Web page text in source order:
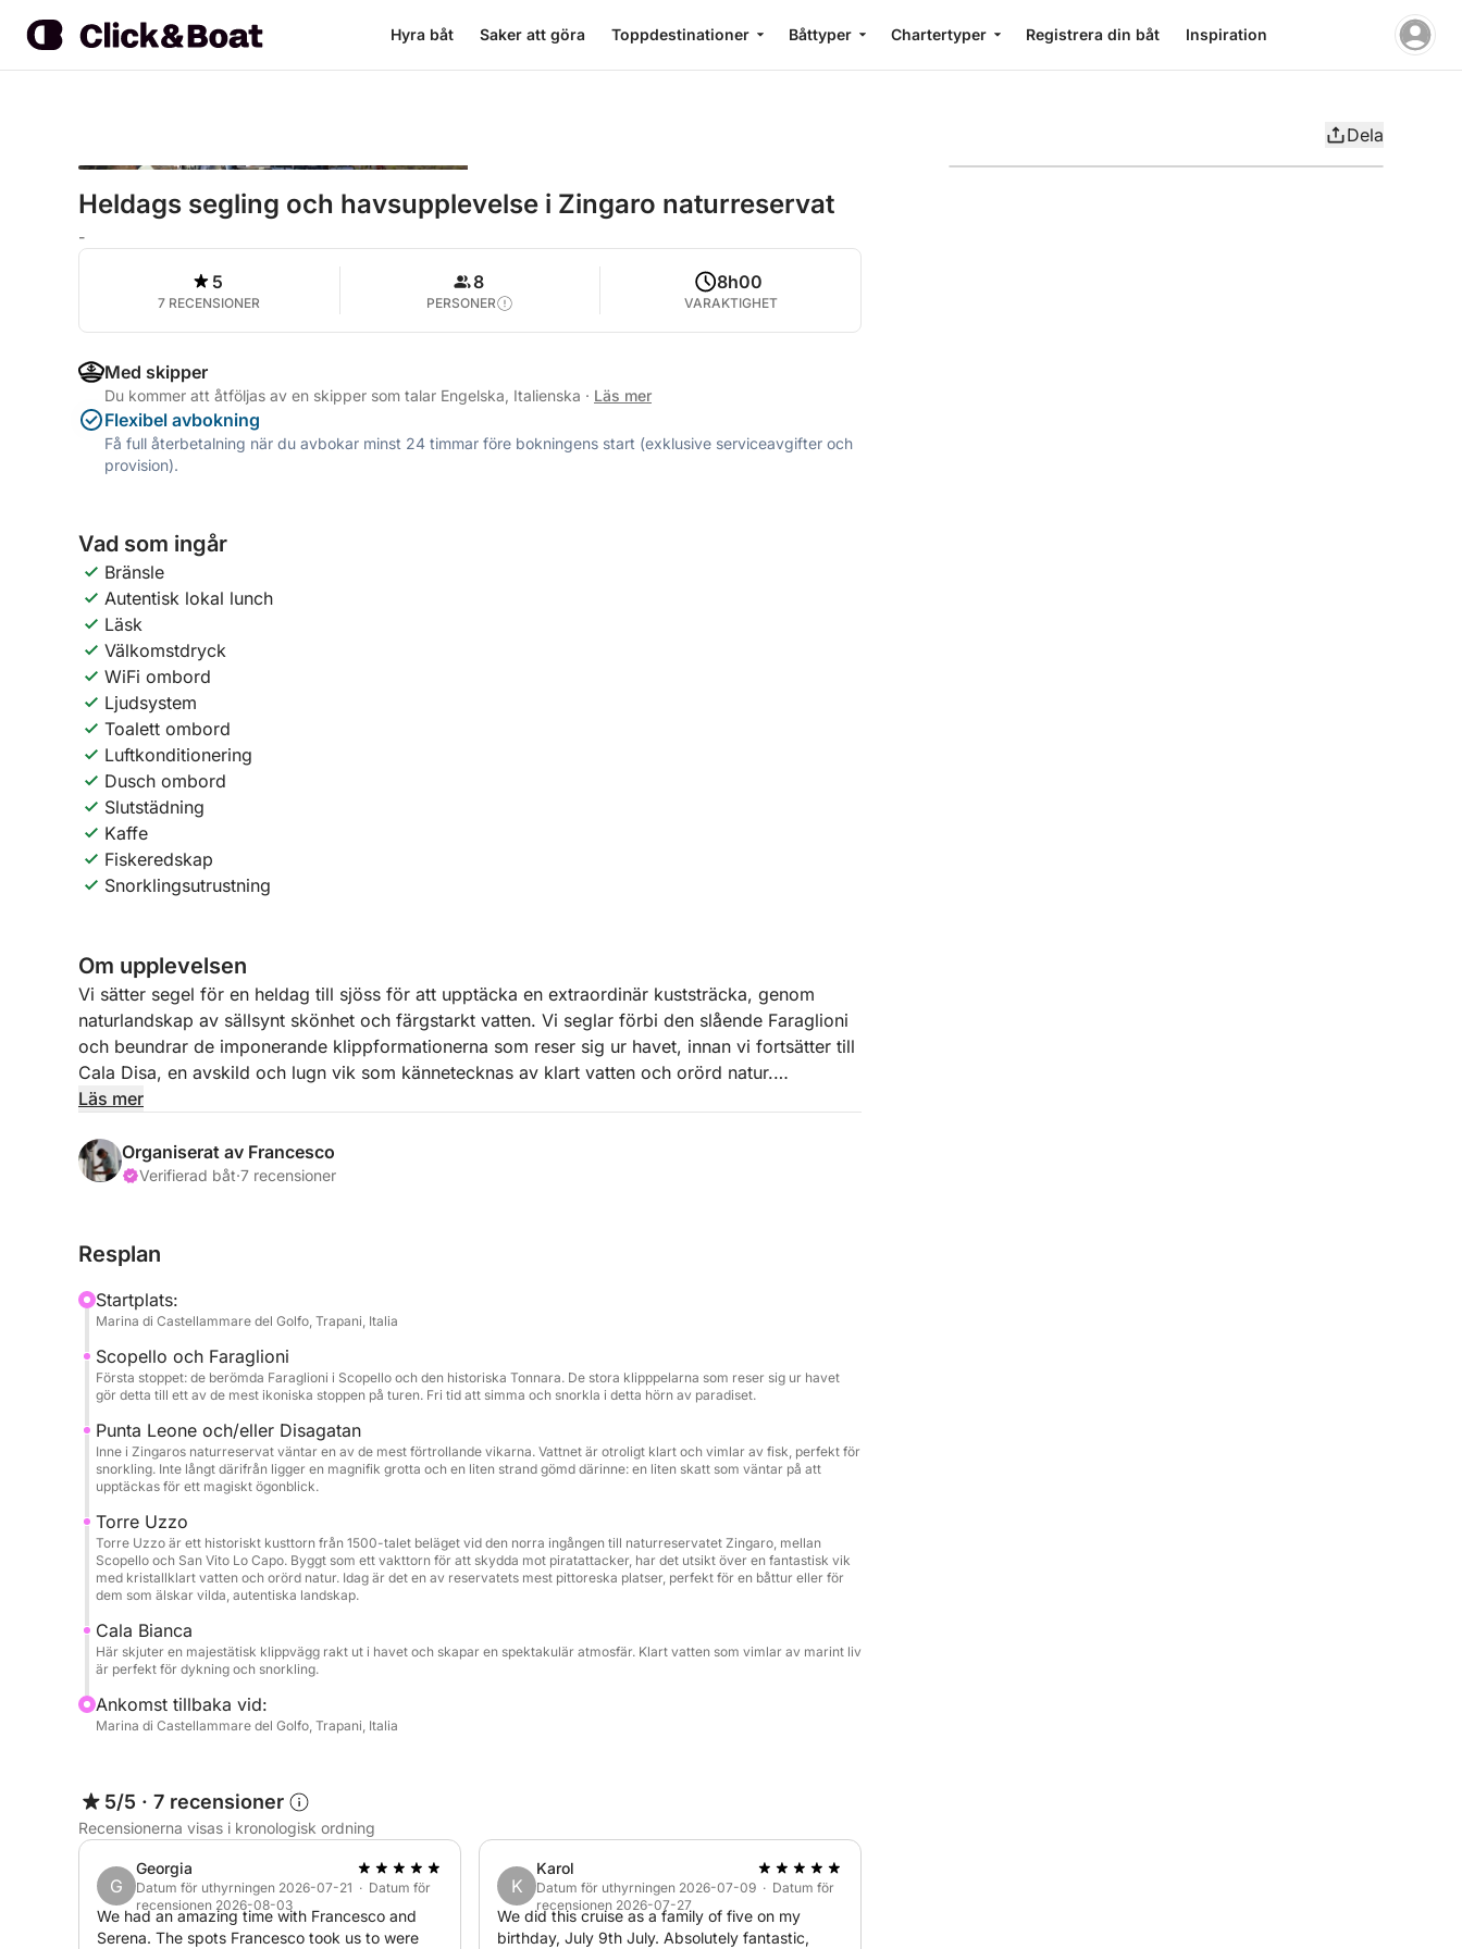
Hyra båt Saker att göra Toppdestinationer Båttyper Chartertyper Registrera din båt Inspiration
Dela
Heldags segling och havsupplevelse i Zingaro naturreservat
-
5
7 RECENSIONER
8
PERSONER
8h00
VARAKTIGHET
Med skipper
Du kommer att åtföljas av en skipper som talar Engelska, Italienska · Läs mer
Flexibel avbokning
Få full återbetalning när du avbokar minst 24 timmar före bokningens start (exklusive serviceavgifter och
provision).
Vad som ingår
Bränsle
Autentisk lokal lunch
Läsk
Välkomstdryck
WiFi ombord
Ljudsystem
Toalett ombord
Luftkonditionering
Dusch ombord
Slutstädning
Kaffe
Fiskeredskap
Snorklingsutrustning
Om upplevelsen
Vi sätter segel för en heldag till sjöss för att upptäcka en extraordinär kuststräcka, genom
naturlandskap av sällsynt skönhet och färgstarkt vatten. Vi seglar förbi den slående Faraglioni
och beundrar de imponerande klippformationerna som reser sig ur havet, innan vi fortsätter till
Cala Disa, en avskild och lugn vik som kännetecknas av klart vatten och orörd natur.
havsbotten och stunder av ren avkoppling, vaggad av havets rytm. Rutten fortsätter längs den
vilda sträckan Torre Uzzo, där kusten visar sig som mest autentisk, mellan klippor och turkost
prosecco, kalla drycker och lokala aptitretare. Under pauserna serveras en lätt lunch med
traditionellt inspirerade plockmatsrätter, tillsammans med vatten och läsk som alltid finns
tillgängligt.
Läs mer
Organiserat av Francesco
Verifierad båt·7 recensioner
Resplan
Startplats:
Marina di Castellammare del Golfo, Trapani, Italia
Scopello och Faraglioni
Första stoppet: de berömda Faraglioni i Scopello och den historiska Tonnara. De stora klipppelarna som reser sig ur havet
gör detta till ett av de mest ikoniska stoppen på turen. Fri tid att simma och snorkla i detta hörn av paradiset.
Punta Leone och/eller Disagatan
Inne i Zingaros naturreservat väntar en av de mest förtrollande vikarna. Vattnet är otroligt klart och vimlar av fisk, perfekt för
snorkling. Inte långt därifrån ligger en magnifik grotta och en liten strand gömd därinne: en liten skatt som väntar på att
upptäckas för ett magiskt ögonblick.
Torre Uzzo
Torre Uzzo är ett historiskt kusttorn från 1500-talet beläget vid den norra ingången till naturreservatet Zingaro, mellan
Scopello och San Vito Lo Capo. Byggt som ett vakttorn för att skydda mot piratattacker, har det utsikt över en fantastisk vik
med kristallklart vatten och orörd natur. Idag är det en av reservatets mest pittoreska platser, perfekt för en båttur eller för
dem som älskar vilda, autentiska landskap.
Cala Bianca
Här skjuter en majestätisk klippvägg rakt ut i havet och skapar en spektakulär atmosfär. Klart vatten som vimlar av marint liv
är perfekt för dykning och snorkling.
Ankomst tillbaka vid:
Marina di Castellammare del Golfo, Trapani, Italia
5/5 · 7 recensioner
Recensionerna visas i kronologisk ordning
G
Georgia
Datum för uthyrningen 2026-07-21 · Datum för
recensionen 2026-08-03
We had an amazing time with Francesco and
Serena. The spots Francesco took us to were
K
Karol
Datum för uthyrningen 2026-07-09 · Datum för
recensionen 2026-07-27
We did this cruise as a family of five on my
birthday, July 9th July. Absolutely fantastic,